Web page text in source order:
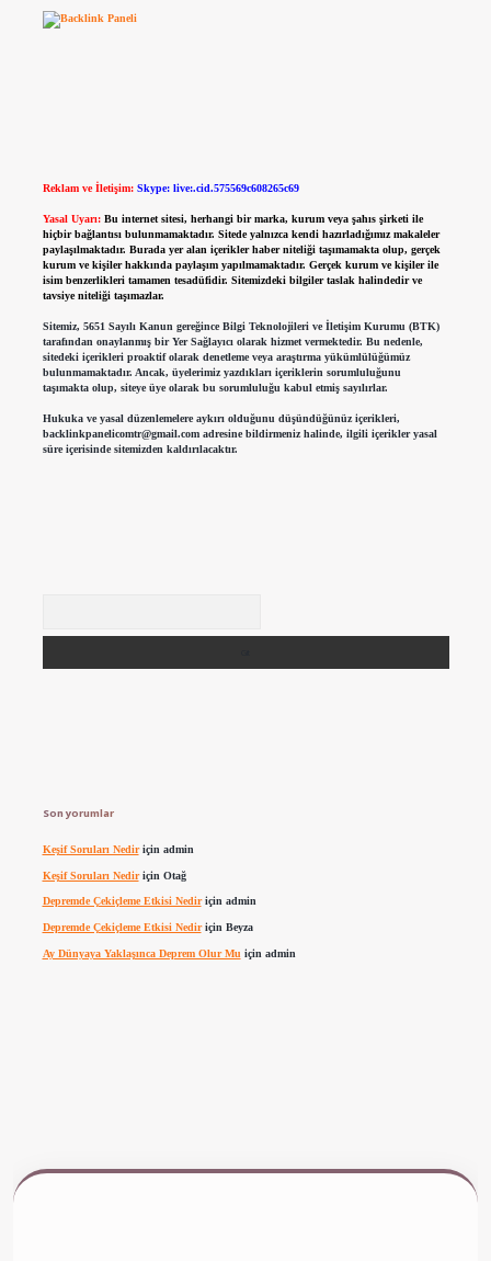
Reklam ve İletişim: Skype: live:.cid.575569c608265c69
Yasal Uyarı: Bu internet sitesi, herhangi bir marka, kurum veya şahıs şirketi ile
hiçbir bağlantısı bulunmamaktadır. Sitede yalnızca kendi hazırladığımız makaleler
paylaşılmaktadır. Burada yer alan içerikler haber niteliği taşımamakta olup, gerçek
kurum ve kişiler hakkında paylaşım yapılmamaktadır. Gerçek kurum ve kişiler ile
isim benzerlikleri tamamen tesadüfidir. Sitemizdeki bilgiler taslak halindedir ve
tavsiye niteliği taşımazlar.
Sitemiz, 5651 Sayılı Kanun gereğince Bilgi Teknolojileri ve İletişim Kurumu (BTK)
tarafından onaylanmış bir Yer Sağlayıcı olarak hizmet vermektedir. Bu nedenle,
sitedeki içerikleri proaktif olarak denetleme veya araştırma yükümlülüğümüz
bulunmamaktadır. Ancak, üyelerimiz yazdıkları içeriklerin sorumluluğunu
taşımakta olup, siteye üye olarak bu sorumluluğu kabul etmiş sayılırlar.
Hukuka ve yasal düzenlemelere aykırı olduğunu düşündüğünüz içerikleri,
backlinkpanelicomtr@gmail.comadresine bildirmeniz halinde, ilgili içerikler yasal
süre içerisinde sitemizden kaldırılacaktır.
Son yorumlar
Keşif Soruları Nediriçin admin
Keşif Soruları Nediriçin Otağ
Depremde Çekiçleme Etkisi Nediriçin admin
Depremde Çekiçleme Etkisi Nediriçin Beyza
Ay Dünyaya Yaklaşınca Deprem Olur Mu için admin